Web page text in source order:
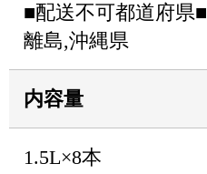
■配送不可都道府県■
離島,沖縄県
内容量
1.5L×8本